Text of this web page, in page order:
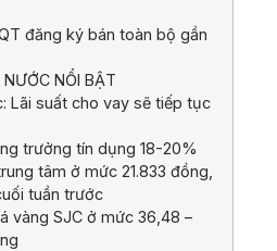
đăng ký bán toàn bộ gần
NỔI BẬT
Lãi suất cho vay sẽ tiếp tục
trưởng tín dụng 18-20%
tâm ở mức 21.833 đồng,
tuần trước
vàng SJC ở mức 36,48 –